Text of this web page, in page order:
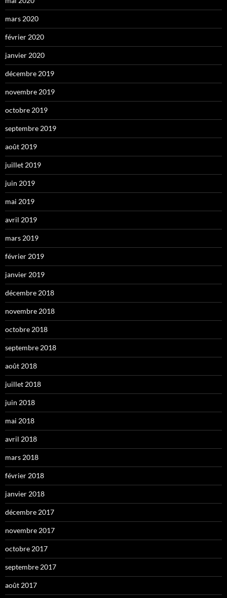
mars 2020
février 2020
janvier 2020
décembre 2019
novembre 2019
octobre 2019
septembre 2019
août 2019
juillet 2019
juin 2019
mai 2019
avril 2019
mars 2019
février 2019
janvier 2019
décembre 2018
novembre 2018
octobre 2018
septembre 2018
août 2018
juillet 2018
juin 2018
mai 2018
avril 2018
mars 2018
février 2018
janvier 2018
décembre 2017
novembre 2017
octobre 2017
septembre 2017
août 2017